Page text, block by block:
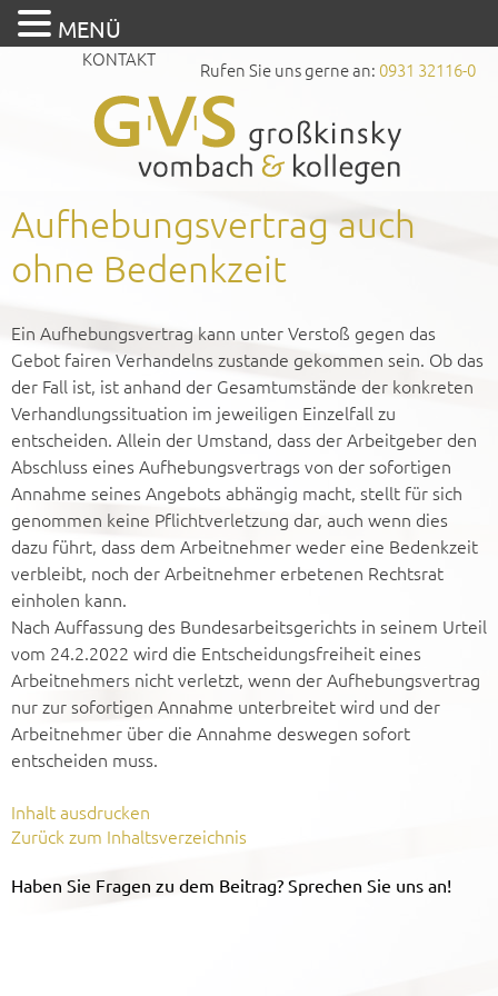
Rufen Sie uns gerne an: 0931 32116-0
KONTAKT
Aufhebungsvertrag auch
ohne Bedenkzeit
Ein Aufhebungsvertrag kann unter Verstoß gegen das
Gebot fairen Verhandelns zustande gekommen sein. Ob das
der Fall ist, ist anhand der Gesamtumstände der konkreten
Verhandlungssituation im jeweiligen Einzelfall zu
entscheiden. Allein der Umstand, dass der Arbeitgeber den
Abschluss eines Aufhebungsvertrags von der sofortigen
Annahme seines Angebots abhängig macht, stellt für sich
genommen keine Pflichtverletzung dar, auch wenn dies
dazu führt, dass dem Arbeitnehmer weder eine Bedenkzeit
verbleibt, noch der Arbeitnehmer erbetenen Rechtsrat
einholen kann.
Nach Auffassung des Bundesarbeitsgerichts in seinem Urteil
vom 24.2.2022 wird die Entscheidungsfreiheit eines
Arbeitnehmers nicht verletzt, wenn der Aufhebungsvertrag
nur zur sofortigen Annahme unterbreitet wird und der
Arbeitnehmer über die Annahme deswegen sofort
entscheiden muss.
Inhalt ausdrucken
Zurück zum Inhaltsverzeichnis
Haben Sie Fragen zu dem Beitrag? Sprechen Sie uns an!
MENÜ